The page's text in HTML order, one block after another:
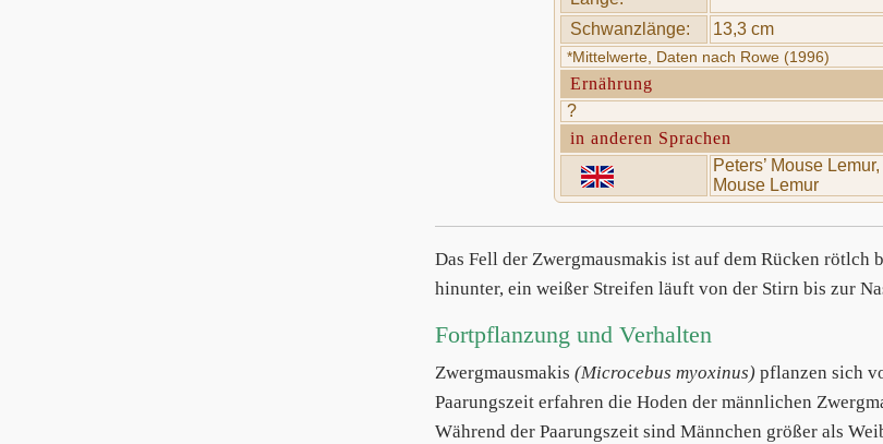
Schwanzlänge: 13,3 cm
*Mittelwerte, Daten nach Rowe (1996)
Ernährung
?
in anderen Sprachen
Peters’ Mouse
Mouse Lemur
Das Fell der Zwergmausmakis ist auf dem Rücken
hinunter, ein weißer Streifen läuft von der Stirn bis zur
Fortpflanzung und Verhalten
Zwergmausmakis (Microcebus myoxinus) pflanzen sich
Paarungszeit erfahren die Hoden der männlichen
Während der Paarungszeit sind Männchen größer als